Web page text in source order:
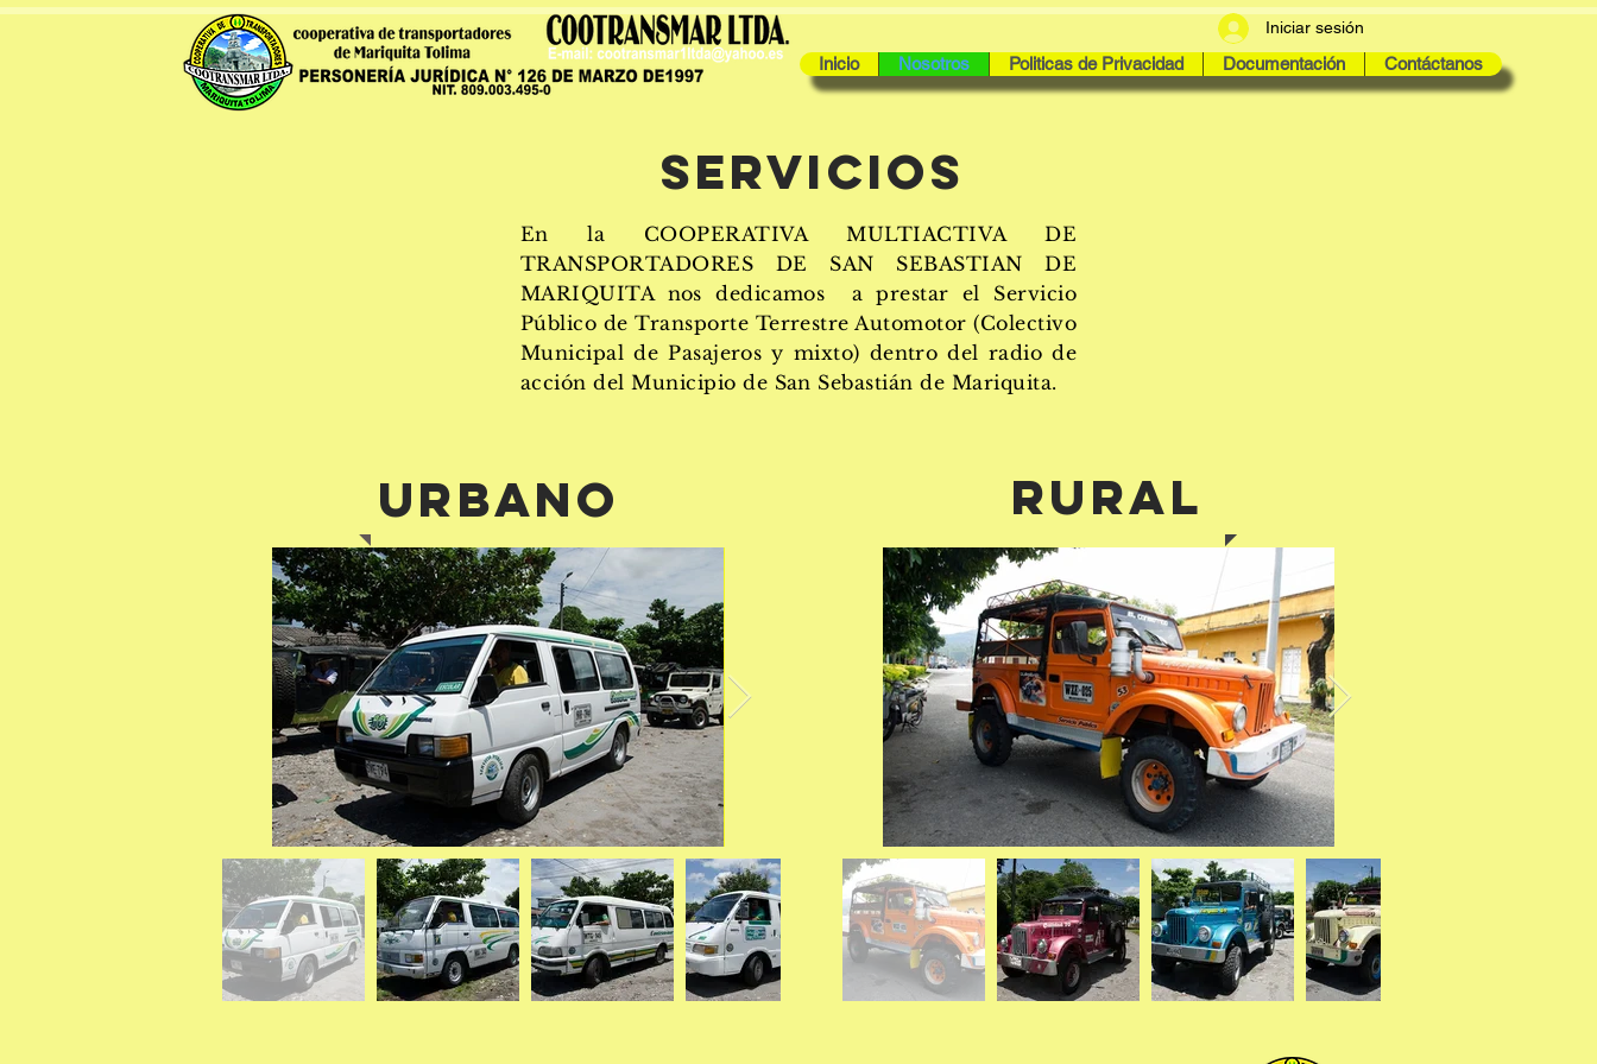
Iniciar sesión
Inicio Nosotros Politicas de Privacidad Documentación Contáctanos
En la COOPERATIVA MULTIACTIVA DE
TRANSPORTADORES DE SAN SEBASTIAN DE
MARIQUITA nos dedicamos a prestar el Servicio
Público de Transporte Terrestre Automotor (Colectivo
Municipal de Pasajeros y mixto) dentro del radio de
acción del Municipio de San Sebastián de Mariquita.
Servicios
uRBANO RURAL